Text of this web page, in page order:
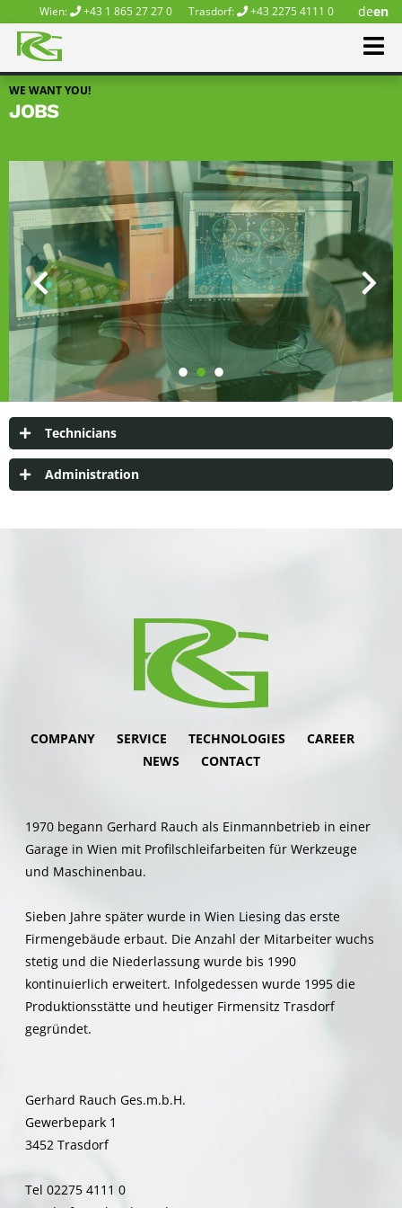
Wien: +43 1 865 27 27 0 Trasdorf: +43 2275 4111 0 deen
WE WANT YOU!
JOBS
Technicians
MaschinenbaukonstrukteurIn
CNC-RundschleiferIn
Administration
COMPANY SERVICE TECHNOLOGIES
CAREER
NEWS
CONTACT
1970 begann Gerhard Rauch als Einmannbetrieb in einer
Garage in Wien mit Profilschleifarbeiten für Werkzeuge
und Maschinenbau.
Sieben Jahre später wurde in Wien Liesing das erste
Firmengebäude erbaut. Die Anzahl der Mitarbeiter wuchs
stetig und die Niederlassung wurde bis 1990
kontinuierlich erweitert. Infolgedessen wurde 1995 die
Produktionsstätte und heutiger Firmensitz Trasdorf
gegründet.
Gerhard Rauch Ges.m.b.H.
Gewerbepark 1
3452 Trasdorf
Tel 02275 4111 0